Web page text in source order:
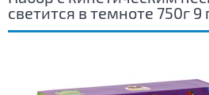
светится в темноте 750г